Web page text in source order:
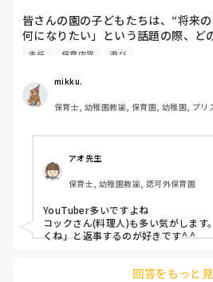
皆さんの園の子どもたちは、“将来
何になりたい」という話題の際、ど
ますか⁇
「ほいくえんのせんせい！」「よう
言ってくれる女児もたくさんいてな
＾＾
主任 保育内容 遊び
mikku.
保育士, 幼稚園教諭, 保育園, 幼稚園, プリ
アオ先生
保育士, 幼稚園教諭, 認可外保育園
YouTuber多いですよね
コックさん(料理人)も多い気がします
くね」と返事するのが好きです^ ^
回答をもっと